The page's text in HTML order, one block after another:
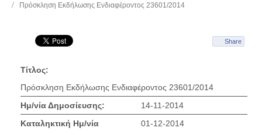
Πρόσκληση Εκδήλωσης Ενδιαφέροντος 23601/2014
Share
Τίτλος:
Πρόσκληση Εκδήλωσης Ενδιαφέροντος 23601/2014
Ημ/νία Δημοσίευσης:
14-11-2014
Καταληκτική Ημ/νία
01-12-2014